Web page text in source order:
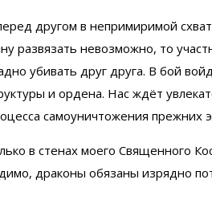
другом в непримиримой
развязать невозможно, то
убивать друг друга. В бой
и ордена. Нас ждёт
самоуничтожения прежних
в стенах моего Священного
драконы обязаны изрядно